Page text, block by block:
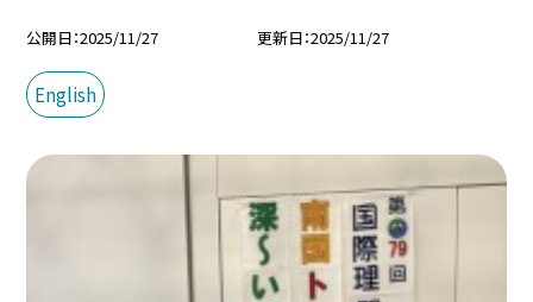
公開日 2025/11/27 更新日 2025/11/27
English